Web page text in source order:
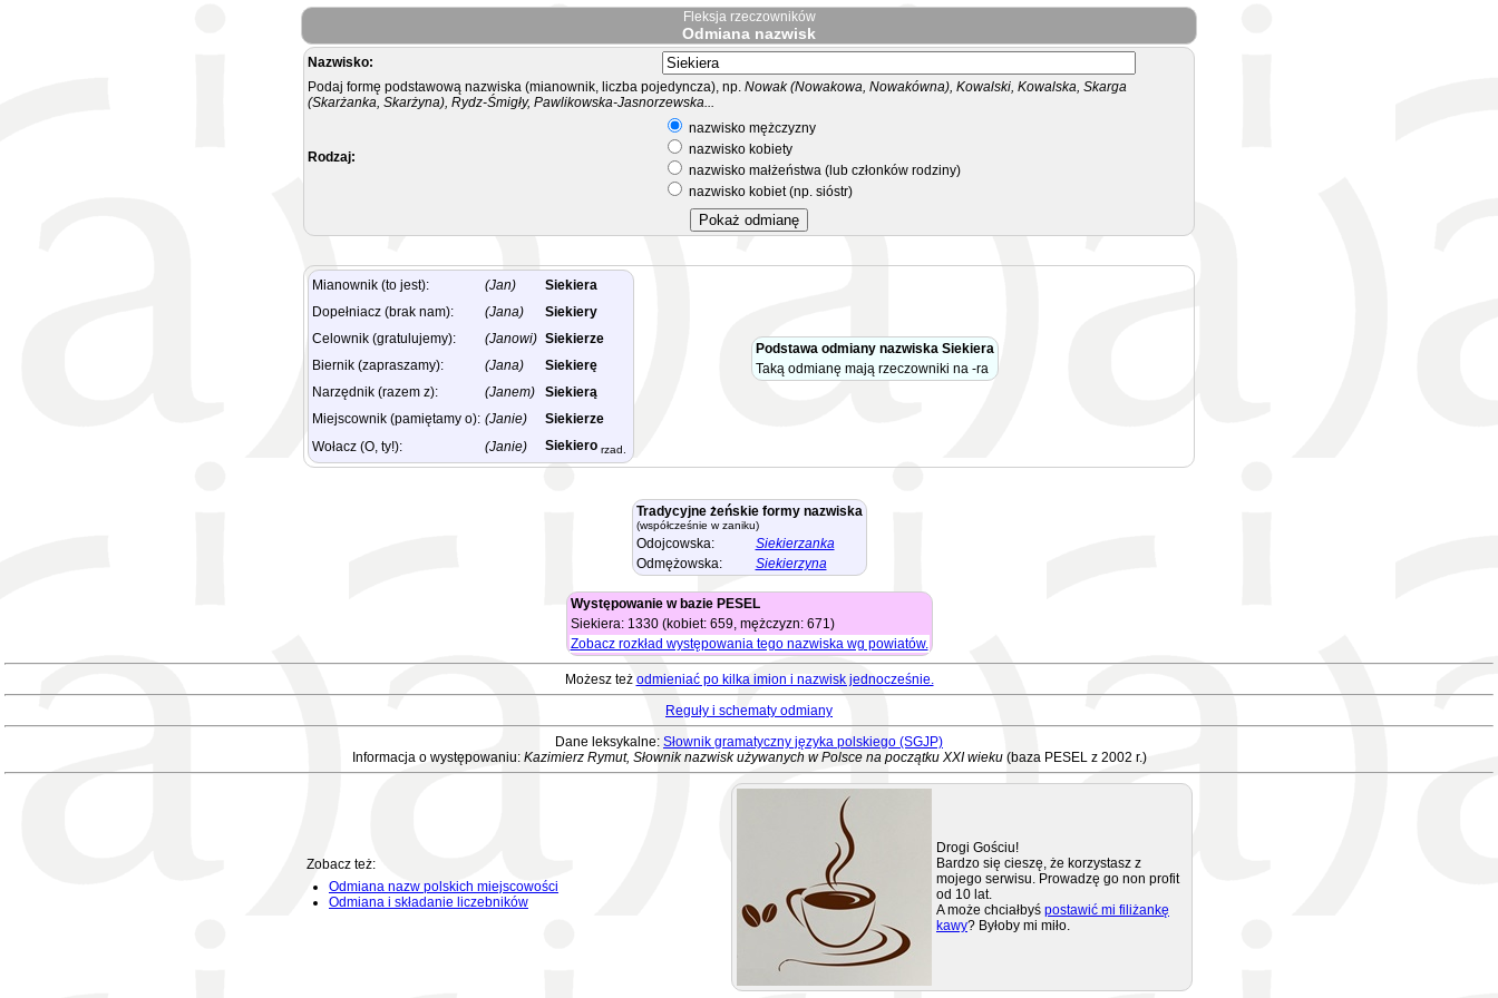
Fleksja rzeczowników
Odmiana nazwisk
Nazwisko:
Podaj formę podstawową nazwiska (mianownik, liczba pojedyncza), np. Nowak (Nowakowa, Nowakówna), Kowalski, Kowalska, Skarga
(Skarżanka, Skarżyna), Rydz-Śmigły, Pawlikowska-Jasnorzewska...
Rodzaj:
nazwisko mężczyzny
nazwisko kobiety
nazwisko małżeństwa (lub członków rodziny)
nazwisko kobiet (np. sióstr)
Mianownik (to jest): (Jan)
Siekiera
Dopełniacz (brak nam):
(Jana)
Siekiery
Celownik (gratulujemy):
(Janowi) Siekierze
Biernik (zapraszamy):
(Jana)
Siekierę
Narzędnik (razem z):
(Janem)
Siekierą
Miejscownik (pamiętamy o): (Janie)
Siekierze
Wołacz (O, ty!):
(Janie) Siekiero rzad.
Podstawa odmiany nazwiska Siekiera
Taką odmianę mają rzeczowniki na -ra
Tradycyjne żeńskie formy nazwiska
(współcześnie w zaniku)
Odojcowska:
Siekierzanka
Odmężowska:
Siekierzyna
Występowanie w bazie PESEL
Siekiera: 1330 (kobiet: 659, mężczyzn: 671)
Zobacz rozkład występowania tego nazwiska wg powiatów.
Możesz też odmieniać po kilka imion i nazwisk jednocześnie.
Reguły i schematy odmiany
Dane leksykalne: Słownik gramatyczny języka polskiego (SGJP)
Informacja o występowaniu: Kazimierz Rymut, Słownik nazwisk używanych w Polsce na początku XXI wieku(baza PESEL z 2002 r.)
Zobacz też:
Odmiana nazw polskich miejscowości
Odmiana i składanie liczebników
Drogi Gościu!
Bardzo się cieszę, że korzystasz z
mojego serwisu. Prowadzę go non profit
od 10 lat.
A może chciałbyś postawić mi filiżankę
kawy? Byłoby mi miło.